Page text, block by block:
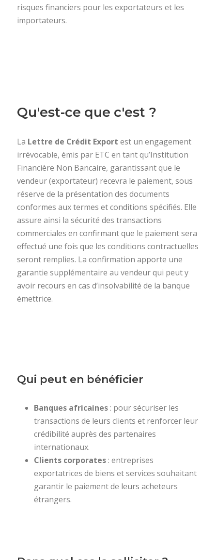
risques financiers pour les exportateurs et les
importateurs.
Qu'est-ce que c'est ?
La Lettre de Crédit Export est un engagement
irrévocable, émis par ETC en tant qu’Institution
Financière Non Bancaire, garantissant que le
vendeur (exportateur) recevra le paiement, sous
réserve de la présentation des documents
conformes aux termes et conditions spécifiés. Elle
assure ainsi la sécurité des transactions
commerciales en confirmant que le paiement sera
effectué une fois que les conditions contractuelles
seront remplies. La confirmation apporte une
garantie supplémentaire au vendeur qui peut y
avoir recours en cas d’insolvabilité de la banque
émettrice.
Qui peut en bénéficier
Banques africaines: pour sécuriser les
transactions de leurs clients et renforcer leur
crédibilité auprès des partenaires
internationaux.
Clients corporates: entreprises
exportatrices de biens et services souhaitant
garantir le paiement de leurs acheteurs
étrangers.